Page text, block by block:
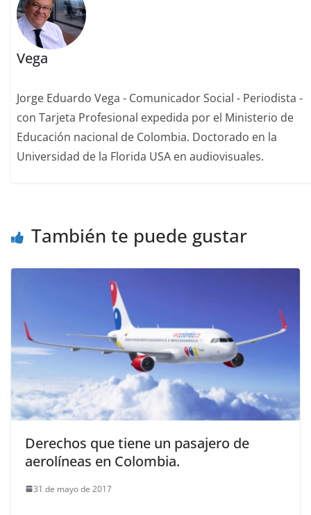
Vega
Jorge Eduardo Vega - Comunicador Social - Periodista -
con Tarjeta Profesional expedida por el Ministerio de
Educación nacional de Colombia. Doctorado en la
Universidad de la Florida USA en audiovisuales.
También te puede gustar
Derechos que tiene un pasajero de
aerolíneas en Colombia.
31 de mayo de 2017